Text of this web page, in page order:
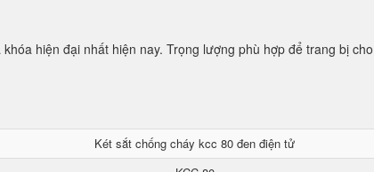
hiện đại nhất hiện nay. Trọng lượng phù hợp để trang bị
Két sắt chống cháy kcc 80 đen điện tử